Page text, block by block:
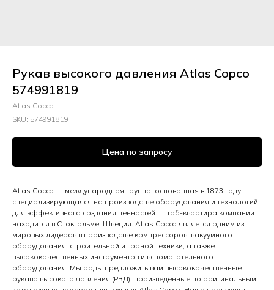
Рукав высокого давления Atlas Copco
574991819
Atlas Copco
SKU: 574991819
Цена по запросу
Atlas Copco — международная группа, основанная в 1873 году,
специализирующаяся на производстве оборудования и технологий
для эффективного создания ценностей. Штаб-квартира компании
находится в Стокгольме, Швеция. Atlas Copco является одним из
мировых лидеров в производстве компрессоров, вакуумного
оборудования, строительной и горной техники, а также
высококачественных инструментов и вспомогательного
оборудования. Мы рады предложить вам высококачественные
рукава высокого давления (РВД), произведенные по оригинальным